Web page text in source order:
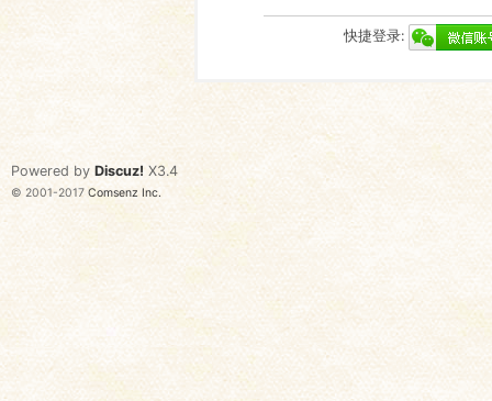
快捷登录:
Powered by Discuz! X3.4
© 2001-2017 Comsenz Inc.